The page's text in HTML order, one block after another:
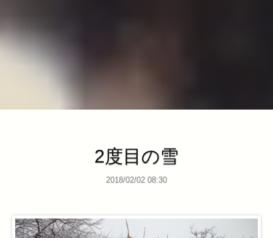
2度目の雪
2018/02/02 08:30